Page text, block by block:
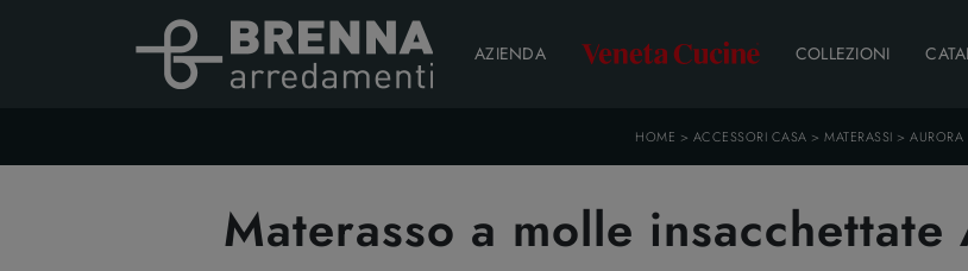
AZIENDA COLLEZIONI
HOME > ACCESSORI CASA > MATERASSI > AURORA
Materasso a molle